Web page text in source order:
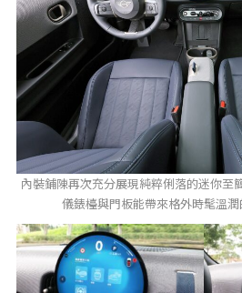
內裝鋪陳再次充分展現純粹俐落的迷你至
儀錶檯與門板能帶來格外時髦溫潤